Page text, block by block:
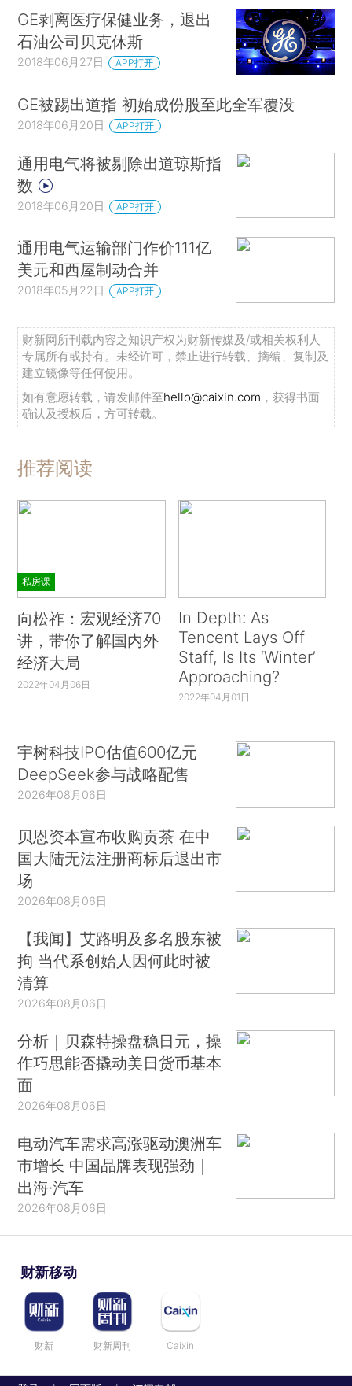
GE剥离医疗保健业务，退出
石油公司贝克休斯
2018年06月27日 APP打开
GE被踢出道指 初始成份股至此全军覆没
2018年06月20日 APP打开
通用电气将被剔除出道琼斯指
数
2018年06月20日 APP打开
通用电气运输部门作价111亿
美元和西屋制动合并
2018年05月22日 APP打开
财新网所刊载内容之知识产权为财新传媒及/或相关权利人
专属所有或持有。未经许可，禁止进行转载、摘编、复制及
建立镜像等任何使用。
如有意愿转载，请发邮件至hello@caixin.com ，获得书面
确认及授权后，方可转载。
推荐阅读
私房课
向松祚：宏观经济70
讲，带你了解国内外
经济大局
2022年04月06日
In Depth: As
Tencent Lays Off
Staff, Is Its ‘Winter’
Approaching?
2022年04月01日
宇树科技IPO估值600亿元
DeepSeek参与战略配售
2026年08月06日
贝恩资本宣布收购贡茶 在中
国大陆无法注册商标后退出市
场
2026年08月06日
【我闻】艾路明及多名股东被
拘 当代系创始人因何此时被
清算
2026年08月06日
分析｜贝森特操盘稳日元，操
作巧思能否撬动美日货币基本
面
2026年08月06日
电动汽车需求高涨驱动澳洲车
市增长 中国品牌表现强劲｜
出海·汽车
2026年08月06日
财新移动
财新 财新周刊 Caixin